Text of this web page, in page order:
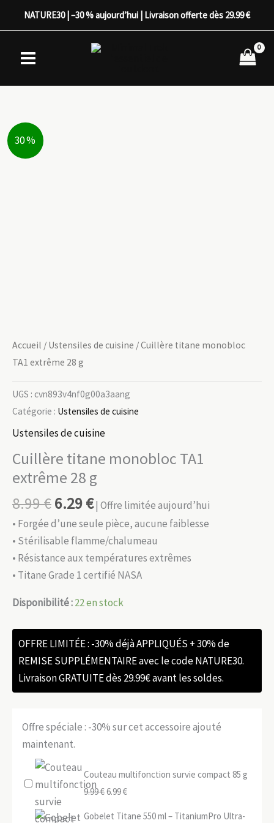
NATURE30 | –30 % aujourd’hui | Livraison offerte dès 29.99 €
30 %
Accueil / Ustensiles de cuisine / Cuillère titane monobloc
TA1 extrême 28 g
UGS : cvn893v4nf0g00a3aang
Catégorie : Ustensiles de cuisine
Ustensiles de cuisine
Cuillère titane monobloc TA1
extrême 28 g
8.99€6.29€| Offre limitée aujourd’hui
• Forgée d’une seule pièce, aucune faiblesse
• Stérilisable flamme/chalumeau
• Résistance aux températures extrêmes
• Titane Grade 1 certifié NASA
Disponibilité :22 en stock
OFFRE LIMITÉE : -30% déjà APPLIQUÉS + 30% de
REMISE SUPPLÉMENTAIRE avec le code NATURE30.
Livraison GRATUITE dès 29.99€ avant les soldes.
Offre spéciale : -30% sur cet accessoire ajouté
maintenant.
Couteau multifonction survie compact 85 g
9.99€Le
6.99€Le
Gobelet Titane 550 ml – TitaniumPro Ultra-